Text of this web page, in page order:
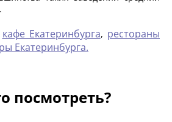
кафе Екатеринбурга, рестораны
Екатеринбурга.
посмотреть?